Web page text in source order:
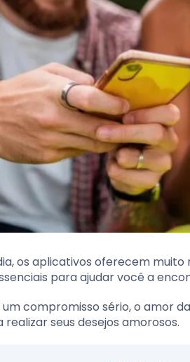
os aplicativos oferecem
para ajudar você a
compromisso sério, o amor
seus desejos amorosos.